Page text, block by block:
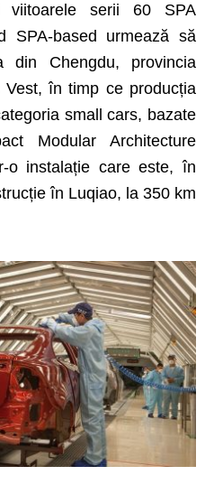
serii 60 SPA
SPA-based urmează să
din Chengdu, provincia
în timp ce producția
small cars, bazate
Modular Architecture
o instalație care este, în
în Luqiao, la 350 km